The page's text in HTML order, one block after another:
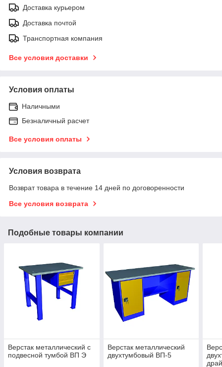
Доставка курьером
Доставка почтой
Транспортная компания
Все условия доставки
Условия оплаты
Наличными
Безналичный расчет
Все условия оплаты
Условия возврата
Возврат товара в течение 14 дней по договоренности
Все условия возврата
Подобные товары компании
Верстак металлический с
подвесной тумбой ВП Э
Верстак металлический
двухтумбовый ВП-5